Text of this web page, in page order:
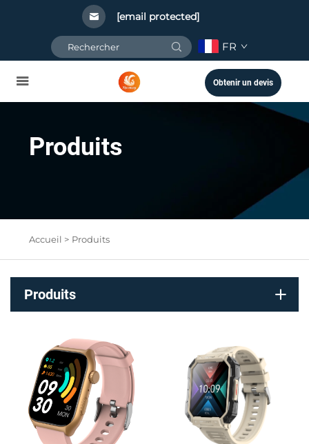
[email protected]
FR
Obtenir un devis
Produits
Accueil > Produits
Produits